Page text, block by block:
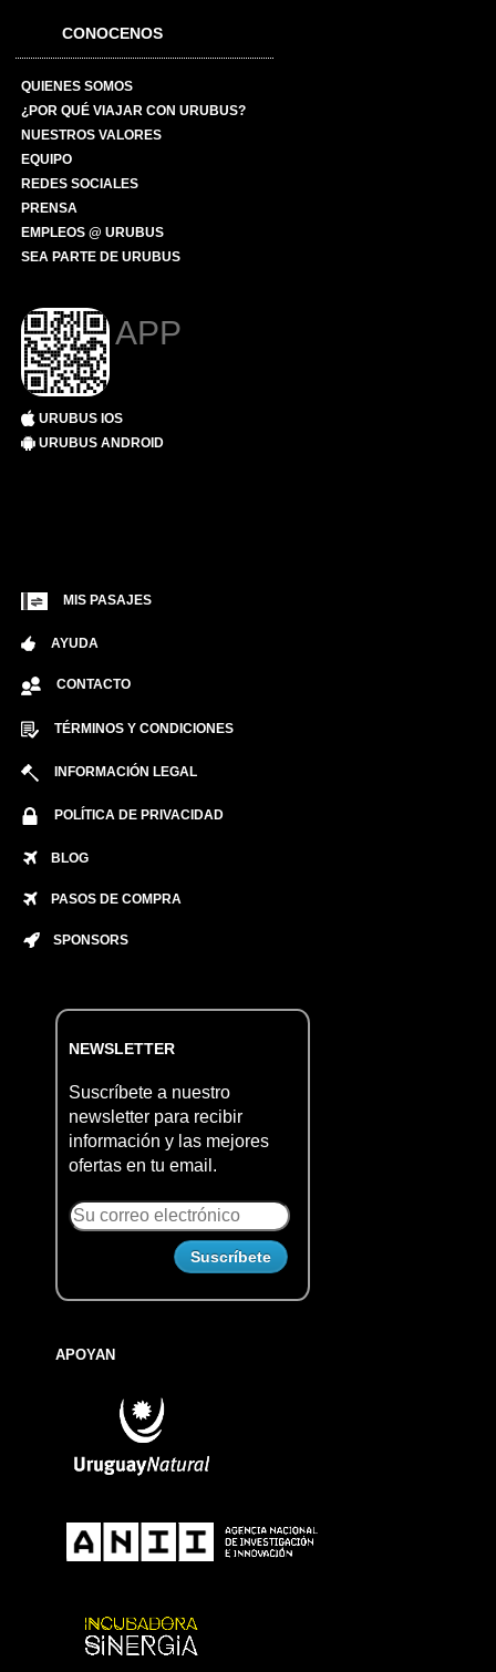
CONOCENOS
QUIENES SOMOS
¿POR QUÉ VIAJAR CON URUBUS?
NUESTROS VALORES
EQUIPO
REDES SOCIALES
PRENSA
EMPLEOS @ URUBUS
SEA PARTE DE URUBUS
APP
URUBUS IOS
URUBUS ANDROID
MIS PASAJES
AYUDA
CONTACTO
TÉRMINOS Y CONDICIONES
INFORMACIÓN LEGAL
POLÍTICA DE PRIVACIDAD
BLOG
PASOS DE COMPRA
SPONSORS
NEWSLETTER
Suscríbete a nuestro
newsletter para recibir
información y las mejores
ofertas en tu email.
APOYAN